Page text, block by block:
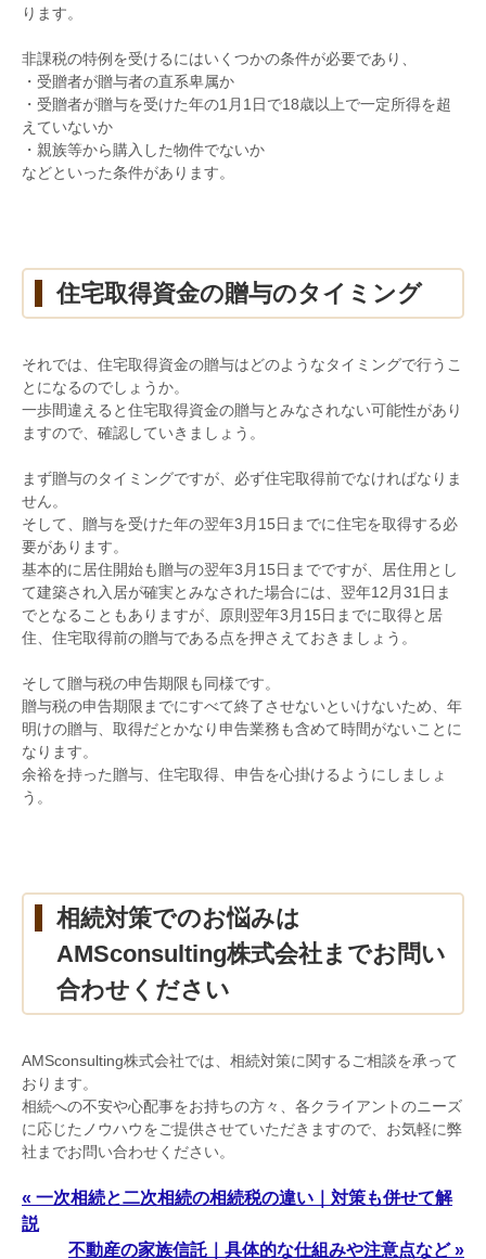
ります。
非課税の特例を受けるにはいくつかの条件が必要であり、
・受贈者が贈与者の直系卑属か
・受贈者が贈与を受けた年の1 月 1 日で18歳以上で一定所得を超
えていないか
・親族等から購入した物件でないか
などといった条件があります。
住宅取得資金の贈与のタイミング
それでは、住宅取得資金の贈与はどのようなタイミングで行うこ
とになるのでしょうか。
一歩間違えると住宅取得資金の贈与とみなされない可能性があり
ますので、確認していきましょう。
まず贈与のタイミングですが、必ず住宅取得前でなければなりま
せん。
そして、贈与を受けた年の翌年3 月 15日までに住宅を取得する必
要があります。
基本的に居住開始も贈与の翌年3 月 15日までですが、居住用とし
て建築され入居が確実とみなされた場合には、翌年12 月31 日ま
でとなることもありますが、原則翌年3 月 15日までに取得と居
住、住宅取得前の贈与である点を押さえておきましょう。
そして贈与税の申告期限も同様です。
贈与税の申告期限までにすべて終了させないといけないため、年
明けの贈与、取得だとかなり申告業務も含めて時間がないことに
なります。
余裕を持った贈与、住宅取得、申告を心掛けるようにしましょ
う。
相続対策でのお悩みは
AMSconsulting株式会社までお問い
合わせください
AMSconsulting株式会社では、相続対策に関するご相談を承って
おります。
相続への不安や心配事をお持ちの方々、各クライアントのニーズ
に応じたノウハウをご提供させていただきますので、お気軽に弊
社までお問い合わせください。
« 一次相続と二次相続の相続税の違い｜対策も併せて解
説
不動産の家族信託｜具体的な仕組みや注意点など »